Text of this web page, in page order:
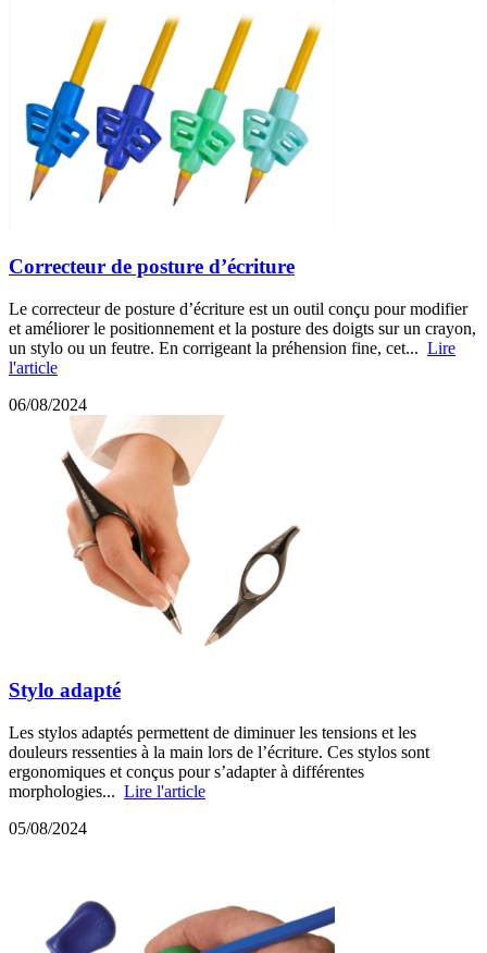
Correcteur de posture d’écriture
Le correcteur de posture d’écriture est un outil conçu pour modifier
et améliorer le positionnement et la posture des doigts sur un crayon,
un stylo ou un feutre. En corrigeant la préhension fine, cet... Lire
l'article
06/08/2024
Stylo adapté
Les stylos adaptés permettent de diminuer les tensions et les
douleurs ressenties à la main lors de l’écriture. Ces stylos sont
ergonomiques et conçus pour s’adapter à différentes
morphologies... Lire l'article
05/08/2024